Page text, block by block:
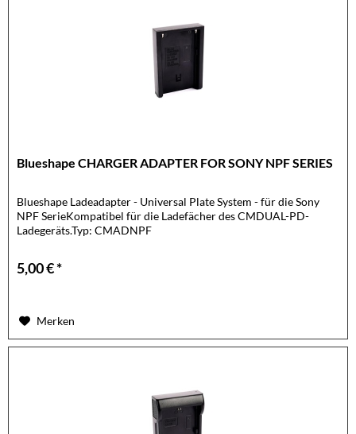
Blueshape CHARGER ADAPTER FOR SONY NPF SERIES
Blueshape Ladeadapter - Universal Plate System - für die Sony
NPF SerieKompatibel für die Ladefächer des CMDUAL-PD-
Ladegeräts.Typ: CMADNPF
5,00 € *
Merken